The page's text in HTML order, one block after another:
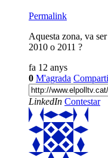
Permalink
Aquesta zona, va
2010 o 2011 ?
fa 12 anys
0 M'agrada
LinkedIn Contestar